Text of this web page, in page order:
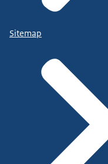
Sitemap